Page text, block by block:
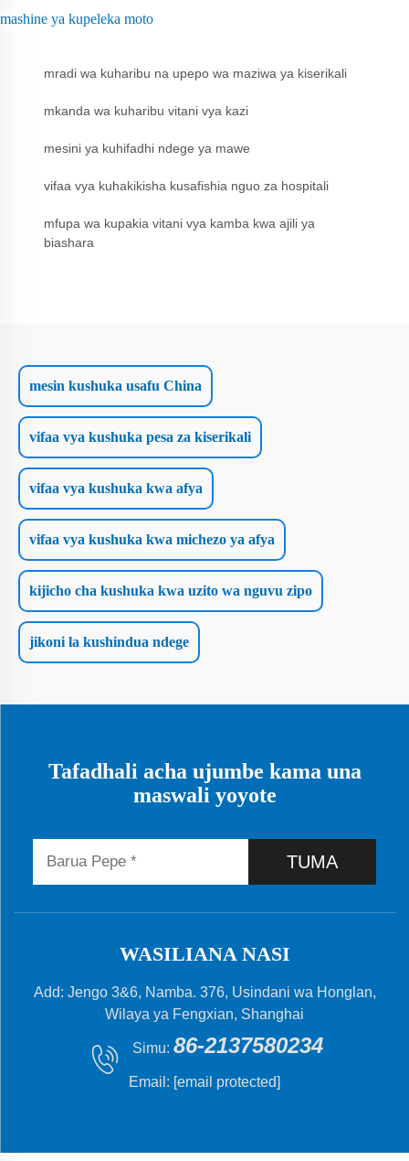
mashine ya kupeleka moto
mradi wa kuharibu na upepo wa maziwa ya kiserikali
mkanda wa kuharibu vitani vya kazi
mesini ya kuhifadhi ndege ya mawe
vifaa vya kuhakikisha kusafishia nguo za hospitali
mfupa wa kupakia vitani vya kamba kwa ajili ya
biashara
mesin kushuka usafu China
vifaa vya kushuka pesa za kiserikali
vifaa vya kushuka kwa afya
vifaa vya kushuka kwa michezo ya afya
kijicho cha kushuka kwa uzito wa nguvu zipo
jikoni la kushindua ndege
Tafadhali acha ujumbe kama una
maswali yoyote
TUMA
WASILIANA NASI
Add: Jengo 3&6, Namba. 376, Usindani wa Honglan,
Wilaya ya Fengxian, Shanghai
Simu: 86-2137580234
Email: [email protected]